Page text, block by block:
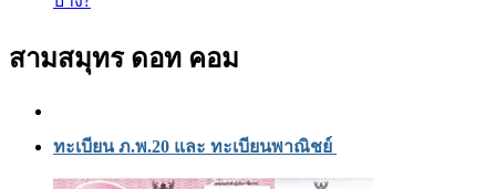
สามสมุทร ดอท คอม
ทะเบียน ภ.พ.20 และ ทะเบียนพาณิชย์